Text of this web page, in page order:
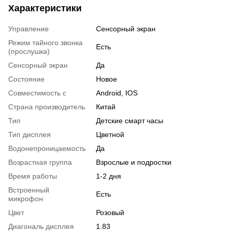
Характеристики
Управление
Сенсорный экран
Режим тайного звонка
(прослушка)
Есть
Сенсорный экран
Да
Состояние
Новое
Совместимость с
Android, IOS
Страна производитель
Китай
Тип
Детские смарт часы
Тип дисплея
Цветной
Водонепроницаемость
Да
Возрастная группа
Взрослые и подростки
Время работы
1-2 дня
Встроенный
микрофон
Есть
Цвет
Розовый
Диагональ дисплея
1.83